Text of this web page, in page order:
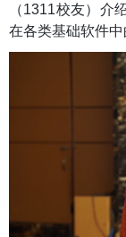
（1311校友）介
在各类基础软件中